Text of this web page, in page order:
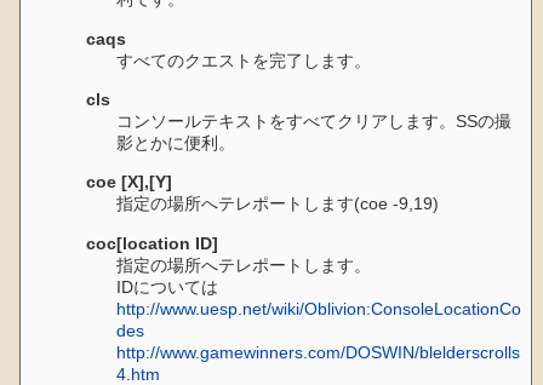
caqs
すべてのクエストを完了します。
cls
コンソールテキストをすべてクリアします。SSの撮
影とかに便利。
coe [X],[Y]
指定の場所へテレポートします(coe -9,19)
coc[location ID]
指定の場所へテレポートします。
IDについては
http://www.uesp.net/wiki/Oblivion:ConsoleLocationCo
des
http://www.gamewinners.com/DOSWIN/blelderscrolls
4.htm